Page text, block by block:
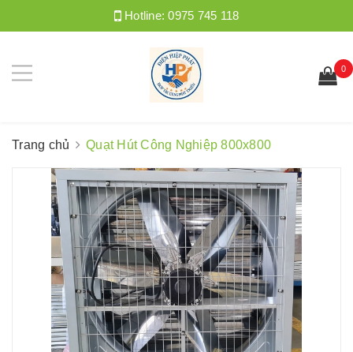
Hotline:0975 745 118
0
Trang chủ Quạt Hút Công Nghiệp 800x800